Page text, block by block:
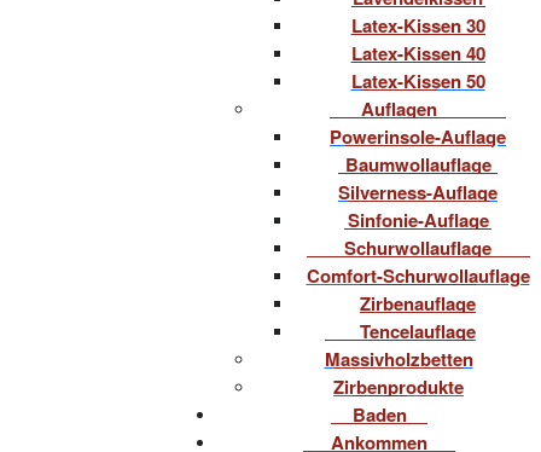
Latex-Kissen 30
Latex-Kissen 40
Latex-Kissen 50
Auflagen
Powerinsole-Auflage
Baumwollauflage
Silverness-Auflage
Sinfonie-Auflage
Schurwollauflage
Comfort-Schurwollauflage
Zirbenauflage
Tencelauflage
Massivholzbetten
Zirbenprodukte
Baden
Ankommen